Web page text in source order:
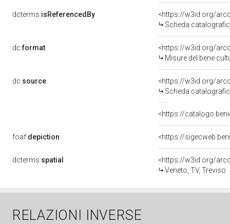
dcterms:isReferencedBy
<https://w3id.org/
Scheda
dc:format
<https://w3id.org/
Misure del bene
dc:source
<https://w3id.org/
Scheda
<https://
foaf:depiction <https://
dcterms:spatial
<https://w3id.org/
Veneto, TV, Treviso
RELAZIONI INVERSE